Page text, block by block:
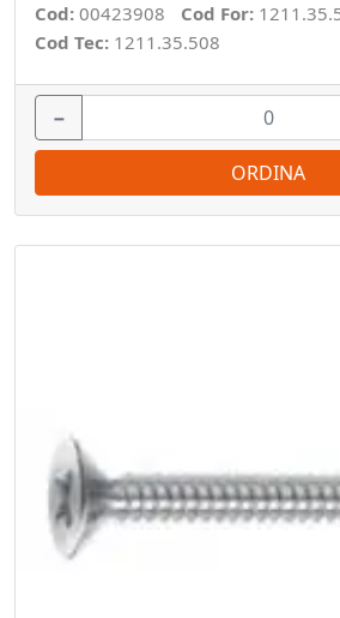
Cod: 00423908 Cod For:
Cod Tec: 1211.35.508
−
ORDINA